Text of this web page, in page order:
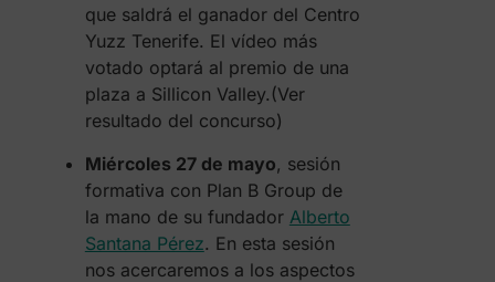
que saldrá el ganador del Centro
Yuzz Tenerife. El vídeo más
votado optará al premio de una
plaza a Sillicon Valley.(Ver
resultado del concurso)
Miércoles 27 de mayo, sesión
formativa con Plan B Group de
la mano de su fundador Alberto
Santana Pérez. En esta sesión
nos acercaremos a los aspectos